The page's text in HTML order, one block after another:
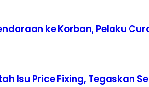
ke Korban, Pelaku
Isu Price Fixing, Tegaskan